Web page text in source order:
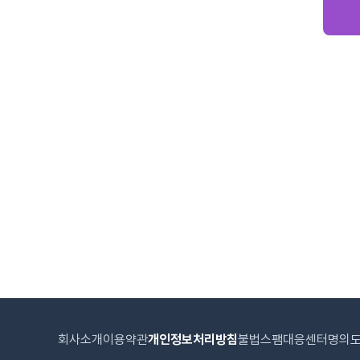
회사소개 이용약관개인정보처리방침불법스팸대응센터 명의